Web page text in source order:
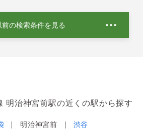
前の検索条件を見る
明治神宮前駅の近くの駅から探す
明治神宮前 渋谷